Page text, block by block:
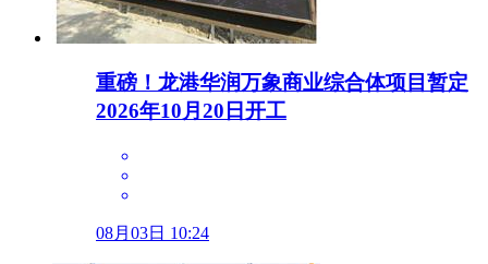
重磅！龙港华润万象商业综合体项目暂定
2026年10月20日开工
08月03日 10:24